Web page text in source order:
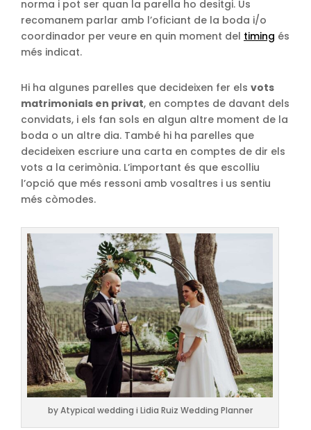
norma i pot ser quan la parella ho desitgi. Us
recomanem parlar amb l’oficiant de la boda i/o
coordinador per veure en quin moment del timing és
més indicat.
Hi ha algunes parelles que decideixen fer els vots
matrimonials en privat, en comptes de davant dels
convidats, i els fan sols en algun altre moment de la
boda o un altre dia. També hi ha parelles que
decideixen escriure una carta en comptes de dir els
vots a la cerimònia. L’important és que escolliu
l’opció que més ressoni amb vosaltres i us sentiu
més còmodes.
by Atypical wedding i Lidia Ruiz Wedding Planner